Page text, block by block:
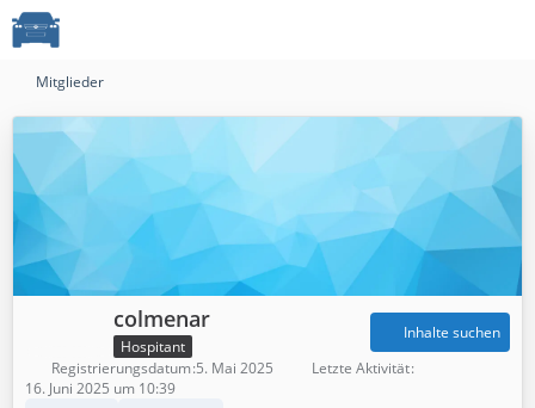
Mitglieder
colmenar
Hospitant
Inhalte suchen
Registrierungsdatum 5. Mai 2025
Letzte Aktivität
16. Juni 2025 um 10:39